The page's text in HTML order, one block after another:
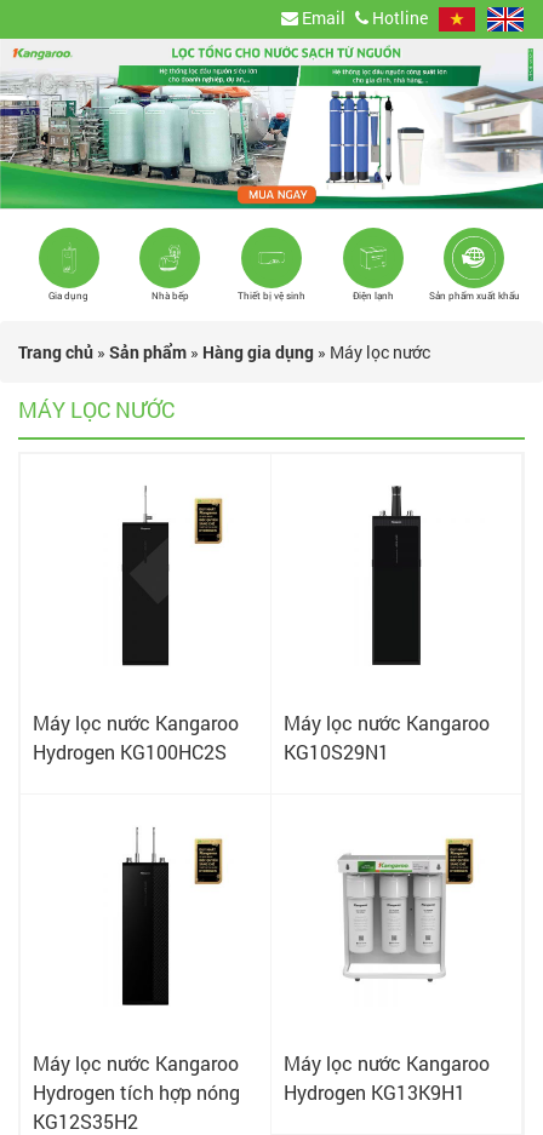
Email Hotline
Gia dụng Nhà bếp Thiết bị vệ sinh Điện lạnh Sản phẩm xuất khẩu
Trang chủ » Sản phẩm » Hàng gia dụng » Máy lọc nước
MÁY LỌC NƯỚC
Máy lọc nước Kangaroo
Hydrogen KG100HC2S
Máy lọc nước Kangaroo
KG10S29N1
Máy lọc nước Kangaroo
Hydrogen tích hợp nóng
KG12S35H2
Máy lọc nước Kangaroo
Hydrogen KG13K9H1